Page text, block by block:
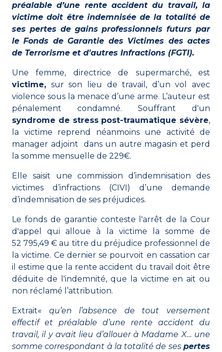
préalable d’une rente accident du travail, la
victime doit être indemnisée de la totalité de
ses pertes de gains professionnels futurs par
le Fonds de Garantie des Victimes des actes
de Terrorisme et d'autres Infractions (FGTI).
Une femme, directrice de supermarché, est
victime, sur son lieu de travail, d’unvol avec
violence sous la menace d’une arme. L’auteur est
pénalement condamné. Souffrant d'un
syndrome de stress post-traumatique sévère,
la victime reprend néanmoins une activité de
manager adjoint dans un autre magasin et perd
la somme mensuelle de 229€.
Elle saisit unecommission d’indemnisation des
victimes d’infractions (CIVI)
d’une demande
d’indemnisation de ses préjudices.
Le fonds de garantie conteste l'arrêt de la Cour
d'appel qui alloue à la victime la somme de
52 795,49 € au titre du préjudice professionnel de
la victime. Ce dernier se pourvoit en cassation car
il estime que la rente accident du travail doit être
déduite de l'indemnité, que la victime en ait ou
non réclamé l’attribution.
Extrait« qu’en l’absence de tout versement
effectif et préalable d’une rente accident du
travail, il y avait lieu d’allouer à Madame X… une
somme correspondant à la totalité de ses pertes